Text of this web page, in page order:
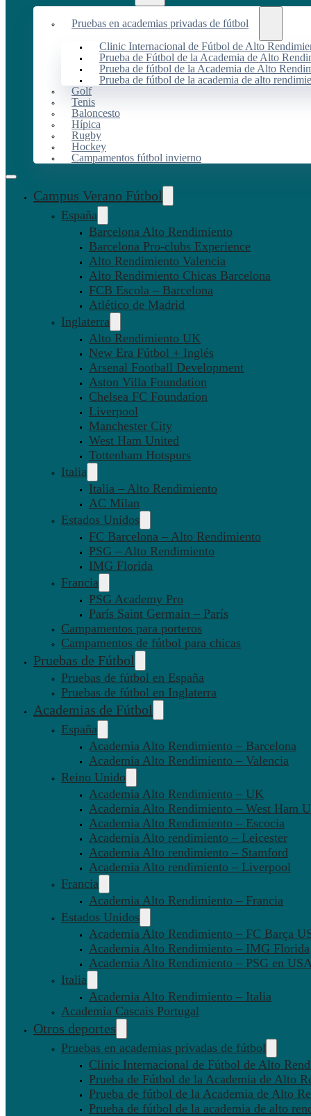
Pruebas en academias privadas de fútbol
Clinic Internacional de Fútbol de Alto
Prueba de Fútbol de la Academia de Alto
Prueba de fútbol de la Academia de Alto
Prueba de fútbol de la academia de alto
Golf
Tenis
Baloncesto
Hípica
Rugby
Hockey
Campamentos fútbol invierno
Campus Verano Fútbol
España
Barcelona Alto Rendimiento
Barcelona Pro-clubs Experience
Alto Rendimiento Valencia
Alto Rendimiento Chicas Barcelona
FCB Escola – Barcelona
Atlético de Madrid
Inglaterra
Alto Rendimiento UK
New Era Fútbol + Inglés
Arsenal Football Development
Aston Villa Foundation
Chelsea FC Foundation
Liverpool
Manchester City
West Ham United
Tottenham Hotspurs
Italia
Italia – Alto Rendimiento
AC Milan
Estados Unidos
FC Barcelona – Alto Rendimiento
PSG – Alto Rendimiento
IMG Florida
Francia
PSG Academy Pro
París Saint Germain – París
Campamentos para porteros
Campamentos de fútbol para chicas
Pruebas de Fútbol
Pruebas de fútbol en España
Pruebas de fútbol en Inglaterra
Academias de Fútbol
España
Academia Alto Rendimiento – Barcelona
Academia Alto Rendimiento – Valencia
Reino Unido
Academia Alto Rendimiento – UK
Academia Alto Rendimiento – West Ham
Academia Alto Rendimiento – Escocia
Academia Alto rendimiento – Leicester
Academia Alto rendimiento – Stamford
Academia Alto rendimiento – Liverpool
Francia
Academia Alto Rendimiento – Francia
Estados Unidos
Academia Alto Rendimiento – FC Barça
Academia Alto Rendimiento – IMG Florida
Academia Alto Rendimiento – PSG en
Italia
Academia Alto Rendimiento – Italia
Academia Cascais Portugal
Otros deportes
Pruebas en academias privadas de fútbol
Clinic Internacional de Fútbol de Alto
Prueba de Fútbol de la Academia de Alto
Prueba de fútbol de la Academia de Alto
Prueba de fútbol de la academia de alto